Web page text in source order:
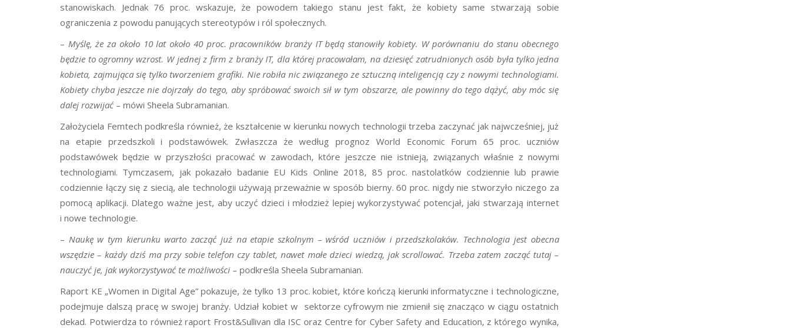
stanowiskach. Jednak 76 proc. wskazuje, że powodem takiego stanu jest fakt, że kobiety same stwarzają sobie
ograniczenia z powodu panujących stereotypów i ról społecznych.
– Myślę, że za około 10 lat około 40 proc. pracowników branży IT będą stanowiły kobiety. W porównaniu do stanu obecnego
będzie to ogromny wzrost. W jednej z firm z branży IT, dla której pracowałam, na dziesięć zatrudnionych osób była tylko jedna
kobieta, zajmująca się tylko tworzeniem grafiki. Nie robiła nic związanego ze sztuczną inteligencją czy z nowymi technologiami.
Kobiety chyba jeszcze nie dojrzały do tego, aby spróbować swoich sił w tym obszarze, ale powinny do tego dążyć, aby móc się
dalej rozwijać – mówi Sheela Subramanian.
Założyciela Femtech podkreśla również, że kształcenie w kierunku nowych technologii trzeba zaczynać jak najwcześniej, już
na etapie przedszkoli i podstawówek. Zwłaszcza że według prognoz World Economic Forum 65 proc. uczniów
podstawówek będzie w przyszłości pracować w zawodach, które jeszcze nie istnieją, związanych właśnie z nowymi
technologiami. Tymczasem, jak pokazało badanie EU Kids Online 2018, 85 proc. nastolatków codziennie lub prawie
codziennie łączy się z siecią, ale technologii używają przeważnie w sposób bierny. 60 proc. nigdy nie stworzyło niczego za
pomocą aplikacji. Dlatego ważne jest, aby uczyć dzieci i młodzież lepiej wykorzystywać potencjał, jaki stwarzają internet
i nowe technologie.
– Naukę w tym kierunku warto zacząć już na etapie szkolnym – wśród uczniów i przedszkolaków. Technologia jest obecna
wszędzie – każdy dziś ma przy sobie telefon czy tablet, nawet małe dzieci wiedzą, jak scrollować. Trzeba zatem zacząć tutaj –
nauczyć je, jak wykorzystywać te możliwości – podkreśla Sheela Subramanian.
Raport KE „Women in Digital Age” pokazuje, że tylko 13 proc. kobiet, które kończą kierunki informatyczne i technologiczne,
podejmuje dalszą pracę w swojej branży. Udział kobiet w sektorze cyfrowym nie zmienił się znacząco w ciągu ostatnich
dekad. Potwierdza to również raport Frost&Sullivan dla ISC oraz Centre for Cyber Safety and Education, z którego wynika,